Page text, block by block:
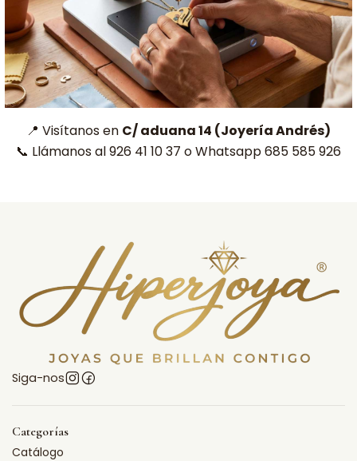
📍 Visítanos en C/ aduana 14 (Joyería Andrés)
📞 Llámanos al 926 41 10 37 o Whatsapp 685 585 926
Siga-nos
Categorías
Catálogo